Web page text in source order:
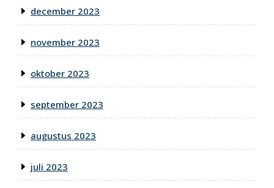
december 2023
november 2023
oktober 2023
september 2023
augustus 2023
juli 2023